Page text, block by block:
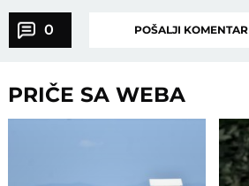
0 POŠALJI KOMENTAR
PRIČE SA WEBA